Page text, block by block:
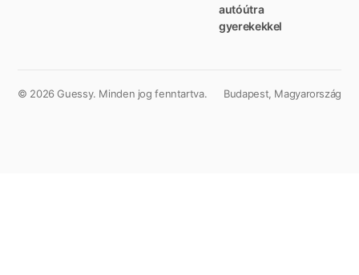
autóútra
gyerekekkel
© 2026Guessy. Minden jog fenntartva. Budapest, Magyarország